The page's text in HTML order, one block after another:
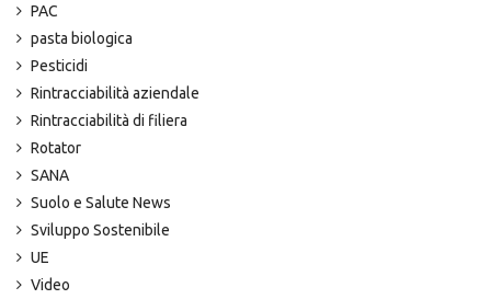
PAC
pasta biologica
Pesticidi
Rintracciabilità aziendale
Rintracciabilità di filiera
Rotator
SANA
Suolo e Salute News
Sviluppo Sostenibile
UE
Video